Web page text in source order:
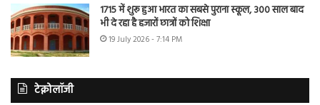
1715 में शुरू हुआ भारत का सबसे पुराना स्कूल, 300 साल बाद
भी दे रहा है हजारों छात्रों को शिक्षा
19 July 2026 - 7:14 PM
टेक्नोलॉजी